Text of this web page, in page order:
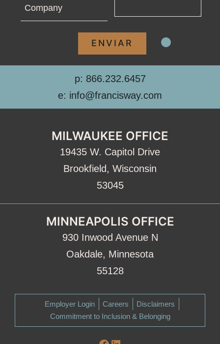
p: 866.232.6457
e: info@francisway.com
MILWAUKEE OFFICE
19435 W. Capitol Drive
Brookfield, Wisconsin
53045
MINNEAPOLIS OFFICE
930 Inwood Avenue N
Oakdale, Minnesota
55128
Employer Login Careers
Disclaimers
Commitment to Inclusion & Belonging